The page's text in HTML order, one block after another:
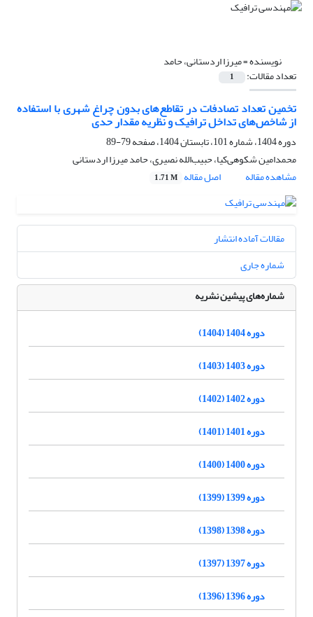
نویسنده =میرزا اردستانی، حامد
تعداد مقالات: 1
تخمین تعداد تصادفات در تقاطع‌های بدون چراغ شهری با استفاده
از شاخص‌های تداخل ‌ترافیک و نظریه مقدار حدی
دوره 1404، شماره 101، تابستان 1404، صفحه
79-89
محمدامین شکوهی‌کیا، حبیب‌الله نصیری، حامد میرزا اردستانی
مشاهده مقاله
اصل مقاله 1.71 M
مقالات آماده انتشار
شماره جاری
شماره‌های پیشین نشریه
دوره 1404 (1404)
دوره 1403 (1403)
دوره 1402 (1402)
دوره 1401 (1401)
دوره 1400 (1400)
دوره 1399 (1399)
دوره 1398 (1398)
دوره 1397 (1397)
دوره 1396 (1396)